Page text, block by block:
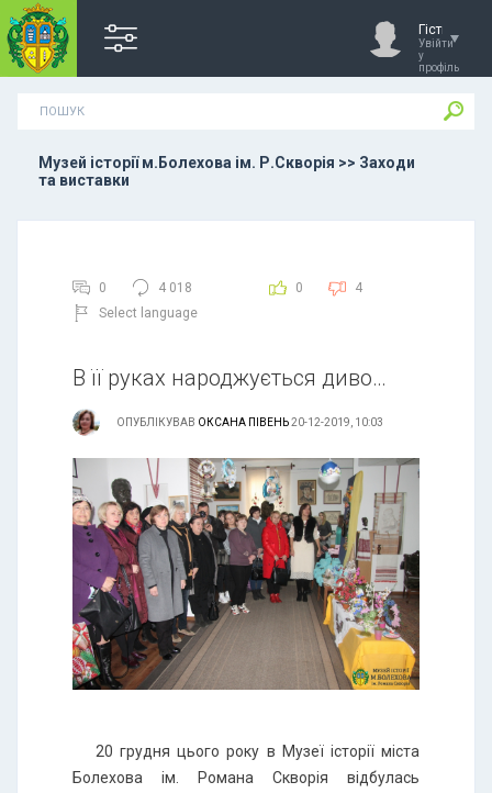
Гість
Увійти
у
профіль
Музей історії м.Болехова ім. Р.Скворія >> Заходи
та виставки
0 4 018 0
4
Select language
В її руках народжується диво…
ОПУБЛІКУВАВ ОКСАНА ПІВЕНЬ20-12-2019, 10:03
20 грудня цього року в Музеї історії міста
Болехова ім. Романа Скворія відбулась